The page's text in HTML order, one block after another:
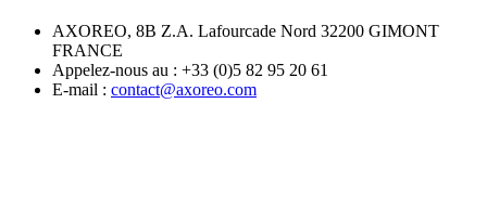
AXOREO, 8B Z.A. Lafourcade Nord 32200 GIMONT
FRANCE
Appelez-nous au : +33 (0)5 82 95 20 61
E-mail : contact@axoreo.com